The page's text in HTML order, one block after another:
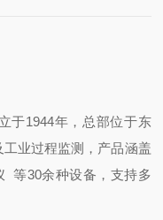
于1944年，总部位于东
业过程监测，产品涵盖
等30余种设备，支持多